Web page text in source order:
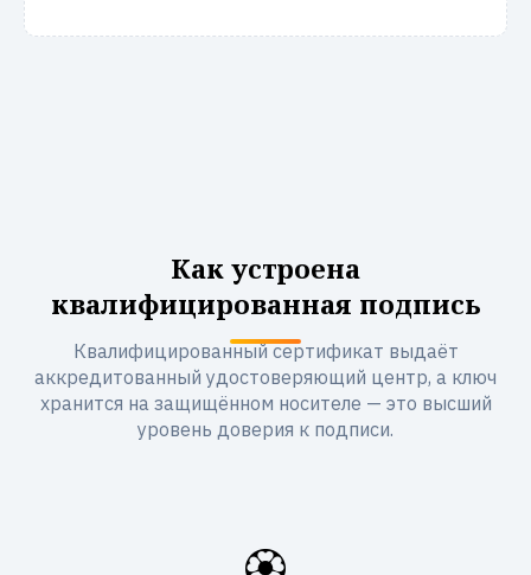
Как устроена
квалифицированная подпись
Квалифицированный сертификат выдаёт
аккредитованный удостоверяющий центр, а ключ
хранится на защищённом носителе — это высший
уровень доверия к подписи.